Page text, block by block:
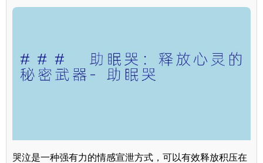
哭泣是一种强有力的情感宣泄方式，可以有效释放积压在